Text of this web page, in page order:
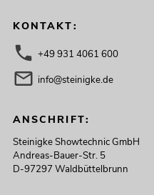
KONTAKT:
+49 931 4061 600
info@steinigke.de
ANSCHRIFT:
Steinigke Showtechnic GmbH
Andreas-Bauer-Str. 5
D-97297 Waldbüttelbrunn